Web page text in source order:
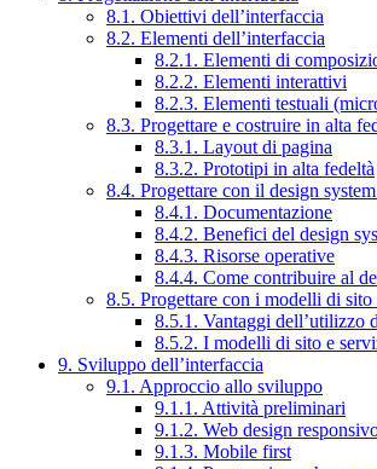
8.1. Obiettivi dell’interfaccia
8.2. Elementi dell’interfaccia
8.2.1. Elementi di
8.2.2. Elementi interattivi
8.2.3. Elementi testuali
8.3. Progettare e costruire in alta
8.3.1. Layout di pagina
8.3.2. Prototipi in alta fedeltà
8.4. Progettare con il design
8.4.1. Documentazione
8.4.2. Benefici del design
8.4.3. Risorse operative
8.4.4. Come contribuire al
8.5. Progettare con i modelli di sito
8.5.1. Vantaggi dell’utilizzo
8.5.2. I modelli di sito e
9. Sviluppo dell’interfaccia
9.1. Approccio allo sviluppo
9.1.1. Attività preliminari
9.1.2. Web design
9.1.3. Mobile first